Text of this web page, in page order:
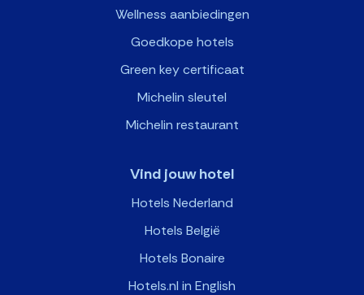
Wellness aanbiedingen
Goedkope hotels
Green key certificaat
Michelin sleutel
Michelin restaurant
Vind jouw hotel
Hotels Nederland
Hotels België
Hotels Bonaire
Hotels.nl in English